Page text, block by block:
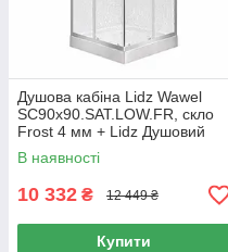
Душова кабіна Lidz Wawel
SC90x90.SAT.LOW.FR, скло
Frost 4 мм + Lidz Душовий
піддон KAPIELKA ST90x90х14
В наявності
10 332 ₴ 12 449 ₴
Купити